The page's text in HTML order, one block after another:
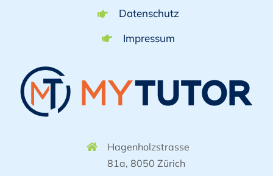
Datenschutz
Impressum
Hagenholzstrasse
81a, 8050 Zürich